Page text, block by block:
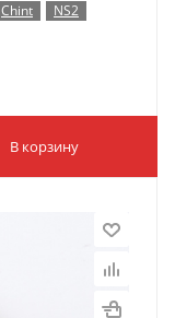
Chint
NS2
В корзину